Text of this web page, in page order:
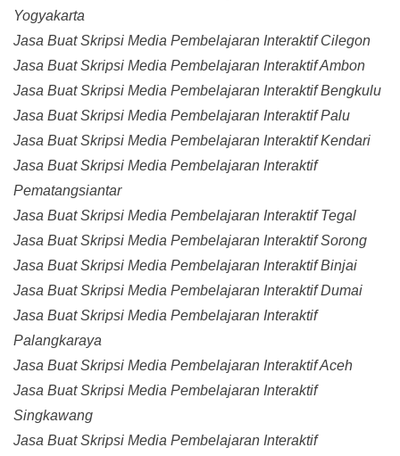
Yogyakarta
Jasa Buat Skripsi Media Pembelajaran Interaktif Cilegon
Jasa Buat Skripsi Media Pembelajaran Interaktif Ambon
Jasa Buat Skripsi Media Pembelajaran Interaktif Bengkulu
Jasa Buat Skripsi Media Pembelajaran Interaktif Palu
Jasa Buat Skripsi Media Pembelajaran Interaktif Kendari
Jasa Buat Skripsi Media Pembelajaran Interaktif
Pematangsiantar
Jasa Buat Skripsi Media Pembelajaran Interaktif Tegal
Jasa Buat Skripsi Media Pembelajaran Interaktif Sorong
Jasa Buat Skripsi Media Pembelajaran Interaktif Binjai
Jasa Buat Skripsi Media Pembelajaran Interaktif Dumai
Jasa Buat Skripsi Media Pembelajaran Interaktif
Palangkaraya
Jasa Buat Skripsi Media Pembelajaran Interaktif Aceh
Jasa Buat Skripsi Media Pembelajaran Interaktif
Singkawang
Jasa Buat Skripsi Media Pembelajaran Interaktif